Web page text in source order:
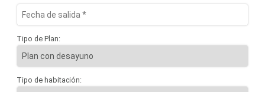
Tipo de Plan:
Tipo de habitación: